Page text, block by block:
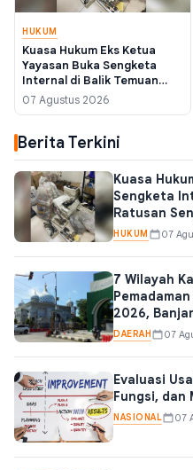
HUKUM
Kuasa Hukum Eks Ketua
Yayasan Buka Sengketa
Internal di Balik Temuan
Ratusan Senjata di Sekolah
Jaksel
07 Agustus 2026
Berita Terkini
Kuasa
Sengketa
Ratusan
HUKUM 07
7 Wilayah
2026,
Pakai
DAERAH 07
Evaluasi
Fungsi, dan
NASIONAL 07